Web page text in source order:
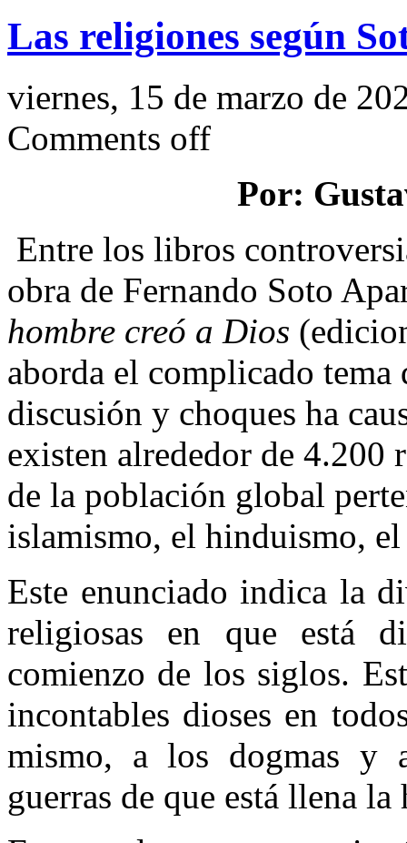
Las religiones según
viernes, 15 de marzo de
Comments off
Por:
Entre los libros
obra de Fernando Soto
hombre creó a Dios
aborda el complicado
discusión y choques ha
existen alrededor de 4.200
de la población global
islamismo, el hinduismo,
Este enunciado indica la
religiosas en que está
comienzo de los siglos.
incontables dioses en
mismo, a los dogmas y
guerras de que está llena